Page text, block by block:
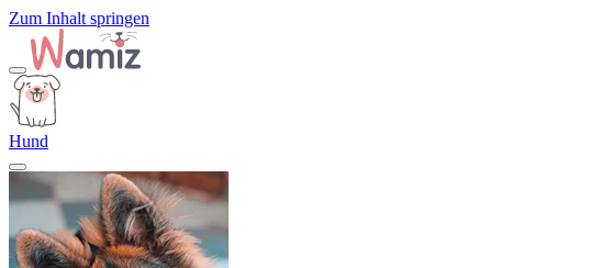
Zum Inhalt springen
Hund